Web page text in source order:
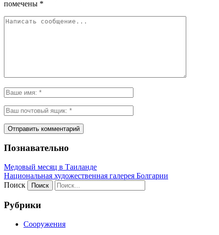
помечены *
Познавательно
Медовый месяц в Таиланде
Национальная художественная галерея Болгарии
Поиск
Рубрики
Сооружения